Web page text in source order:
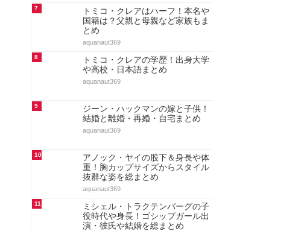
7
トミコ・クレアはハーフ！本名や
国籍は？父親と母親など家族もま
とめ
aquanaut369
8
トミコ・クレアの学歴！出身大学
や高校・日本語まとめ
aquanaut369
9
ジーン・ハックマンの嫁と子供！
結婚と離婚・再婚・自宅まとめ
aquanaut369
10
アノック・ヤイの股下＆身長や体
重！胸カップサイズからスタイル
抜群な姿を総まとめ
aquanaut369
11
ミシェル・トラクテンバーグの子
役時代や身長！ゴシップガール出
演・彼氏や結婚を総まとめ